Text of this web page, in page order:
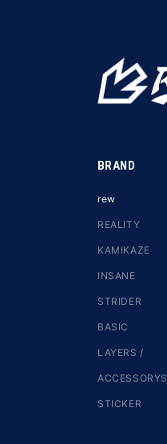
BRAND
rew
REALITY
KAMIKAZE
INSANE
STRIDER
BASIC
LAYERS /
ACCESSORYS
STICKER